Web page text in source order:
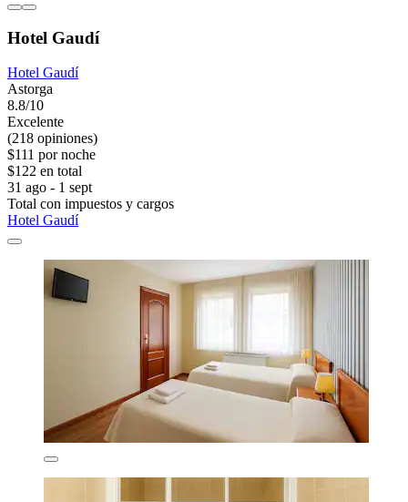
Hotel Gaudí
Hotel Gaudí
Astorga
8.8/10
Excelente
(218 opiniones)
$111 por noche
$122 en total
31 ago - 1 sept
Total con impuestos y cargos
Hotel Gaudí